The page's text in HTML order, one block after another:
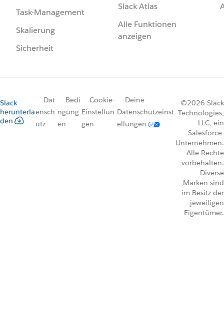
Task-Management
Skalierung
Sicherheit
Slack Atlas
Alle Funktionen
anzeigen
Slack
herunterla
den
Dat
ensch
utz
Bedi
ngung
en
Cookie-
Einstellun
gen
Deine
Datenschutzeinst
ellungen
©2026 Slack
Technologies,
LLC, ein
Salesforce-
Unternehmen.
Alle Rechte
vorbehalten.
Diverse
Marken sind
im Besitz der
jeweiligen
Eigentümer.